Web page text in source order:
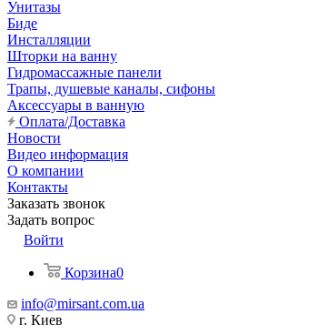
Унитазы
Биде
Инсталляции
Шторки на ванну
Гидромассажные панели
Трапы, душевые каналы, сифоны
Аксессуары в ванную
Оплата/Доставка
Новости
Видео информация
О компании
Контакты
Заказать звонок
Задать вопрос
Войти
Корзина0
info@mirsant.com.ua
г. Киев